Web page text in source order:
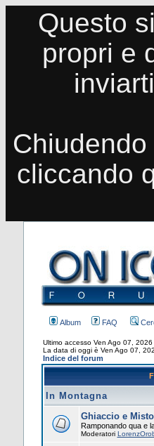
Questo
propri e
cliccando
Album FAQ
Ultimo accesso Ven Ago 07,
La data di oggi è Ven Ago 07,
Indice del forum
In Montagna
Ghiaccio e Misto
Ramponando qua e
Moderatori